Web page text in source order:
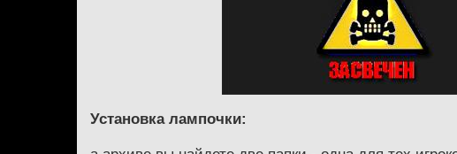
Установка лампочки: